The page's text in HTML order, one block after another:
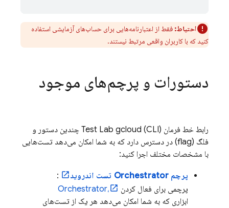
احتیاط: فقط از اعتبارنامه‌هایی برای حساب‌های آزمایشی استفاده
کنید که با کاربران واقعی مرتبط نیستند.
دستورات و پرچم‌های موجود
رابط خط فرمان (CLI) Test Lab gcloud چندین دستور و
فلگ (flag) در دسترس دارد که به شما امکان می‌دهد تست‌هایی
با مشخصات مختلف اجرا کنید:
پرچم Orchestrator تست اندروید
:
پرچمی برای فعال کردن
Orchestrator،
ابزاری که به شما امکان می‌دهد هر یک از تست‌های